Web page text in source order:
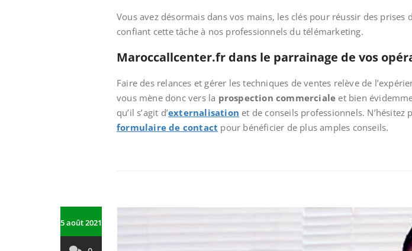
Vous avez désormais dans vos mains, les clés pour réussir des
confiant cette tâche à nos professionnels du télémarketing.
Maroccallcenter.fr dans le parrainage de vos
Faire des relances et gérer les techniques de ventes relève de
vous mène donc vers la prospection commerciale et bien
qu’il s’agit d’externalisation et de conseils professionnels.
formulaire de contact pour bénéficier de plus amples conseils.
5 août 2021